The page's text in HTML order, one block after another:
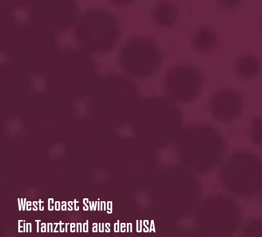
West Coast Swing
Ein Tanztrend aus den USA